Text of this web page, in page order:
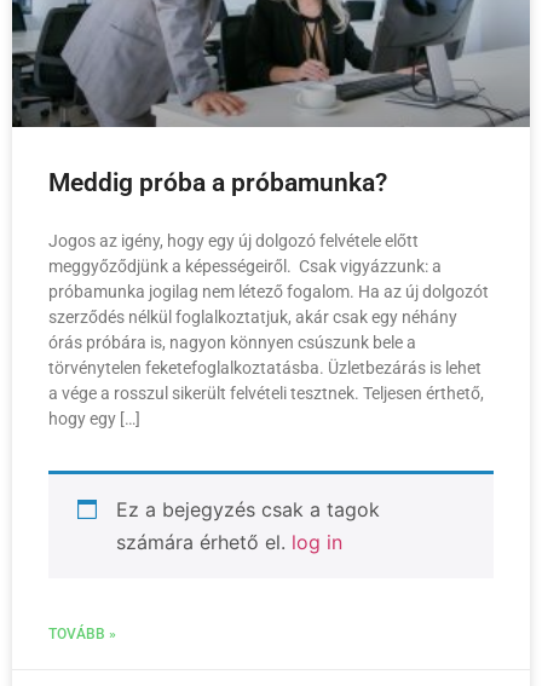
Meddig próba a próbamunka?
Jogos az igény, hogy egy új dolgozó felvétele előtt
meggyőződjünk a képességeiről. Csak vigyázzunk: a
próbamunka jogilag nem létező fogalom. Ha az új dolgozót
szerződés nélkül foglalkoztatjuk, akár csak egy néhány
órás próbára is, nagyon könnyen csúszunk bele a
törvénytelen feketefoglalkoztatásba. Üzletbezárás is lehet
a vége a rosszul sikerült felvételi tesztnek. Teljesen érthető,
hogy egy […]
Ez a bejegyzés csak a tagok
számára érhető el. log in
TOVÁBB »